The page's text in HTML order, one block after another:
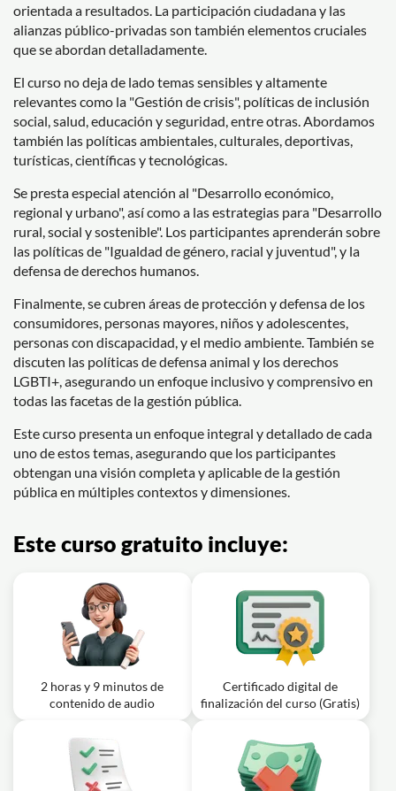
orientada a resultados. La participación ciudadana y las
alianzas público-privadas son también elementos cruciales
que se abordan detalladamente.
El curso no deja de lado temas sensibles y altamente
relevantes como la "Gestión de crisis", políticas de inclusión
social, salud, educación y seguridad, entre otras. Abordamos
también las políticas ambientales, culturales, deportivas,
turísticas, científicas y tecnológicas.
Se presta especial atención al "Desarrollo económico,
regional y urbano", así como a las estrategias para "Desarrollo
rural, social y sostenible". Los participantes aprenderán sobre
las políticas de "Igualdad de género, racial y juventud", y la
defensa de derechos humanos.
Finalmente, se cubren áreas de protección y defensa de los
consumidores, personas mayores, niños y adolescentes,
personas con discapacidad, y el medio ambiente. También se
discuten las políticas de defensa animal y los derechos
LGBTI+, asegurando un enfoque inclusivo y comprensivo en
todas las facetas de la gestión pública.
Este curso presenta un enfoque integral y detallado de cada
uno de estos temas, asegurando que los participantes
obtengan una visión completa y aplicable de la gestión
pública en múltiples contextos y dimensiones.
Este curso gratuito incluye:
2 horas y 9 minutos de
contenido de audio
Certificado digital de
finalización del curso (Gratis)